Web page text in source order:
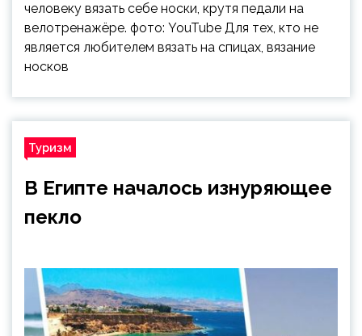
человеку вязать себе носки, крутя педали на
велотренажёре. фото: YouTube Для тех, кто не
является любителем вязать на спицах, вязание
носков
Туризм
В Египте началось изнуряющее
пекло